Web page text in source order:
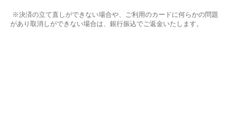
※決済の立て直しができない場合や、ご利用のカードに何らかの問題
があり取消しができない場合は、銀行振込でご返金いたします。